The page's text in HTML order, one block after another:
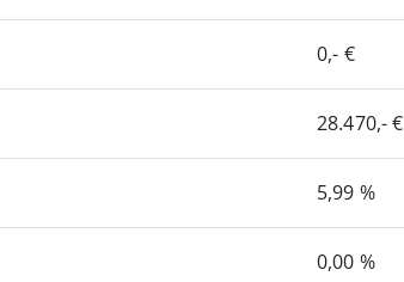
0,- €
28.470,- €
5,99 %
0,00 %